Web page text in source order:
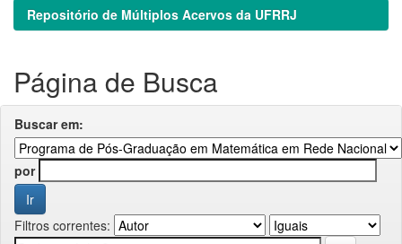
Repositório de Múltiplos Acervos da UFRRJ
Página de Busca
Buscar em:
por
Filtros correntes: